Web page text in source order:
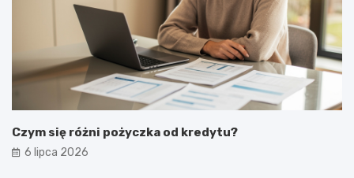
Czym się różni pożyczka od kredytu?
6 lipca 2026